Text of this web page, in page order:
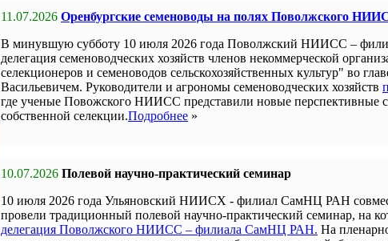
11.07.2026 Оренбургские семеноводы на полях Поволжского
В минувшую субботу 10 июля 2026 года Поволжский НИИСС –
делегация семеноводческих хозяйств членов некоммерческой
селекционеров и семеноводов сельскохозяйственных культур" во
Васильевичем. Руководители и агрономы семеноводческих хозяйств
где ученые Повожского НИИСС представили новые перспективные
собственной селекции.Подробнее »
10.07.2026 Полевой научно-практический семинар
10 июля 2026 года Ульяновский НИИСХ - филиал СамНЦ РАН
провели традиционный полевой научно-практический семинар, на
делегация Поволжского НИИСС – филиала СамНЦ РАН. На